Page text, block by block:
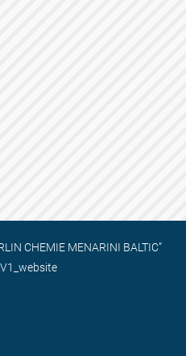
CHEMIE MENARINI BALTIC”